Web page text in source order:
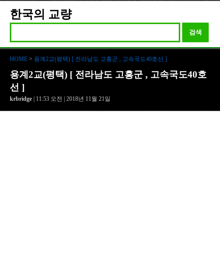
한국의 교량
검색
HOME > 용계2교(평택) [ 전라남도 고흥군 , 고속국도40호선 ]
용계2교(평택) [ 전라남도 고흥군 , 고속국도40호
선 ]
krbridge | 11:53 오전 | 2018년 11월 21일